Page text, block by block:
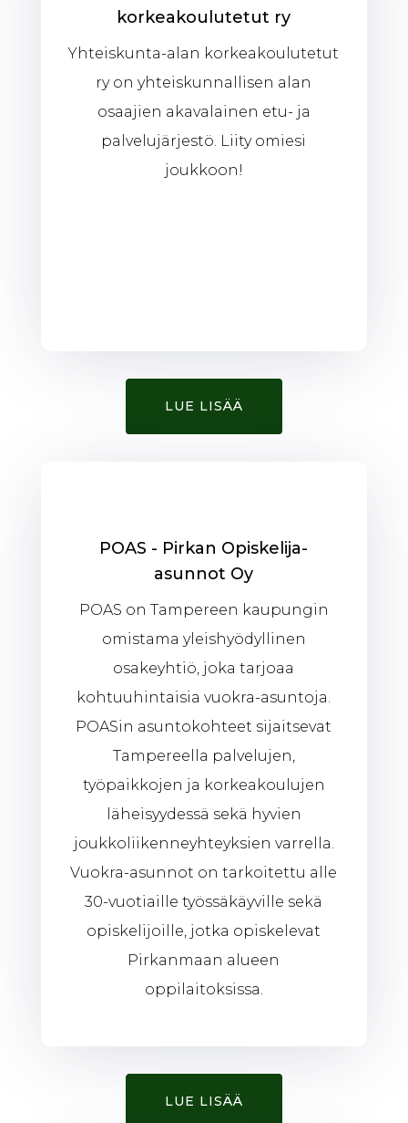
korkeakoulutetut ry
Yhteiskunta-alan korkeakoulutetut
ry on yhteiskunnallisen alan
osaajien akavalainen etu- ja
palvelujärjestö. Liity omiesi
joukkoon!
LUE LISÄÄ
POAS - Pirkan Opiskelija-
asunnot Oy
POAS on Tampereen kaupungin
omistama yleishyödyllinen
osakeyhtiö, joka tarjoaa
kohtuuhintaisia vuokra-asuntoja.
POASin asuntokohteet sijaitsevat
Tampereella palvelujen,
työpaikkojen ja korkeakoulujen
läheisyydessä sekä hyvien
joukkoliikenneyhteyksien varrella.
Vuokra-asunnot on tarkoitettu alle
30-vuotiaille työssäkäyville sekä
opiskelijoille, jotka opiskelevat
Pirkanmaan alueen
oppilaitoksissa.
LUE LISÄÄ